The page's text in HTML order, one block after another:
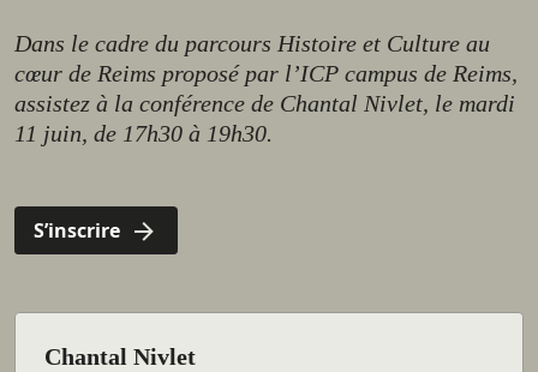
Dans le cadre du parcours Histoire et Culture au
cœur de Reims proposé par l’ICP campus de Reims,
assistez à la conférence de Chantal Nivlet, le mardi
11 juin, de 17h30 à 19h30.
S’inscrire
Chantal Nivlet